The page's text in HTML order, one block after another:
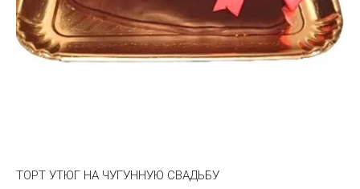
ТОРТ УТЮГ НА ЧУГУННУЮ СВАДЬБУ